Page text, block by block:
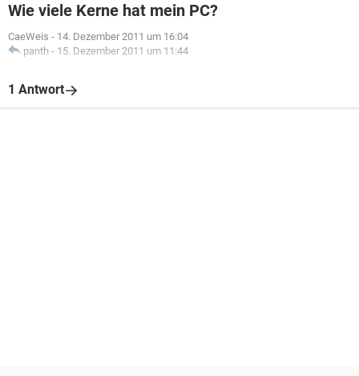
Wie viele Kerne hat mein PC?
CaeWeis - 14. Dezember 2011 um 16:04
panth - 15. Dezember 2011 um 11:44
1 Antwort